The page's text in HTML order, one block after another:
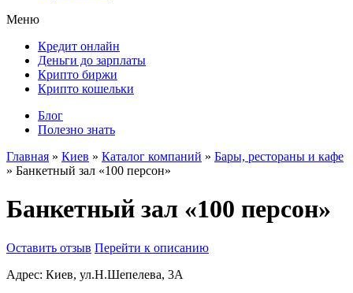
Меню
Кредит онлайн
Деньги до зарплаты
Крипто биржи
Крипто кошельки
Блог
Полезно знать
Главная » Киев » Каталог компаний » Бары, рестораны и кафе
» Банкетный зал «100 персон»
Банкетный зал «100 персон»
Оставить отзыв Перейти к описанию
Адрес: Киев, ул.Н.Шепелева, 3А